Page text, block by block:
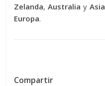
Zelanda,Australia y Asia
Europa.
Compartir